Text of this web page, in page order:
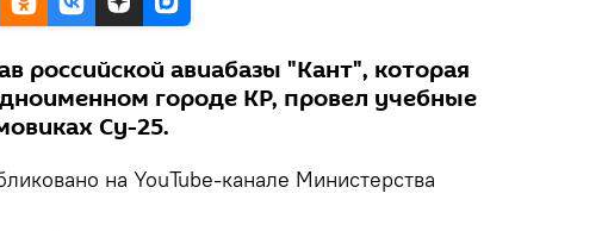
российской авиабазы "Кант", которая
городе КР, провел учебные
Су-25.
на YouTube-канале Министерства